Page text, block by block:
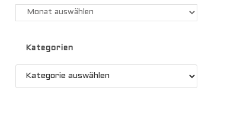
Kategorien